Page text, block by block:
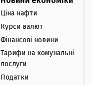
Ціна нафти
Курси валют
Фінансові новини
Тарифи на комунальні
послуги
Податки